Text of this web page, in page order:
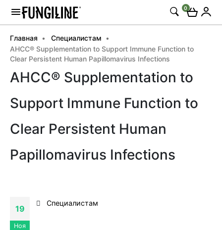
0
Главная
Специалистам
AHCC® Supplementation to Support Immune Function to
Clear Persistent Human Papillomavirus Infections
AHCC® Supplementation to
Support Immune Function to
Clear Persistent Human
Papillomavirus Infections
19
Ноя
Специалистам